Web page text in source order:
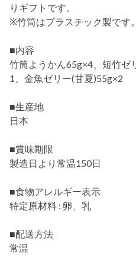
りギフトです。
※竹筒はプラスチック製です。
■内容
竹筒ようかん65g×4、短竹ゼ
1、金魚ゼリー(甘夏)55g×2
■生産地
日本
■賞味期限
製造日より常温150日
■食物アレルギー表示
特定原材料 : 卵、乳
■配送方法
常温